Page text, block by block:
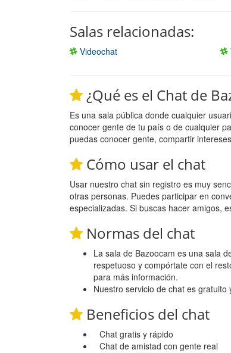
Salas relacionadas:
Videochat
¿Qué es el Chat de
Es una sala pública donde cualquier
conocer gente de tu país o de cualquier
puedas conocer gente, compartir
Cómo usar el chat
Usar nuestro chat sin registro es muy
otras personas. Puedes participar en
especializadas. Si buscas hacer amigos,
Normas del chat
La sala de Bazoocam es una sala
respetuoso y compórtate con el
para más información.
Nuestro servicio de chat es gratuito
Beneficios del chat
Chat gratis y rápido
Chat de amistad con gente real